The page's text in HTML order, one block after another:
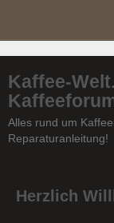
Kaffee-
Alles rund um
Reparaturanleitung!
Herzlich